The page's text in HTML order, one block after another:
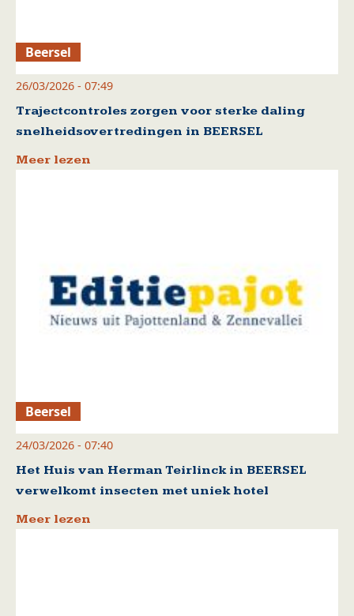
Beersel
26/03/2026 - 07:49
Trajectcontroles zorgen voor sterke daling
snelheidsovertredingen in BEERSEL
Meer lezen
Beersel
24/03/2026 - 07:40
Het Huis van Herman Teirlinck in BEERSEL
verwelkomt insecten met uniek hotel
Meer lezen